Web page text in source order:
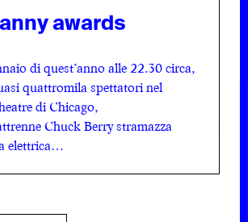
awards
di quest’anno alle 22.30 circa,
quattromila spettatori nel
di Chicago,
Chuck Berry stramazza
elettrica…